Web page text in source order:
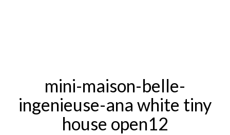
mini-maison-belle-
ingenieuse-ana white tiny
house open12